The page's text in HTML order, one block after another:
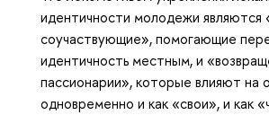
идентичности молодежи
соучаствующие», помогающие
идентичность местным, и
пассионарии», которые влияют на
одновременно и как «свои», и как